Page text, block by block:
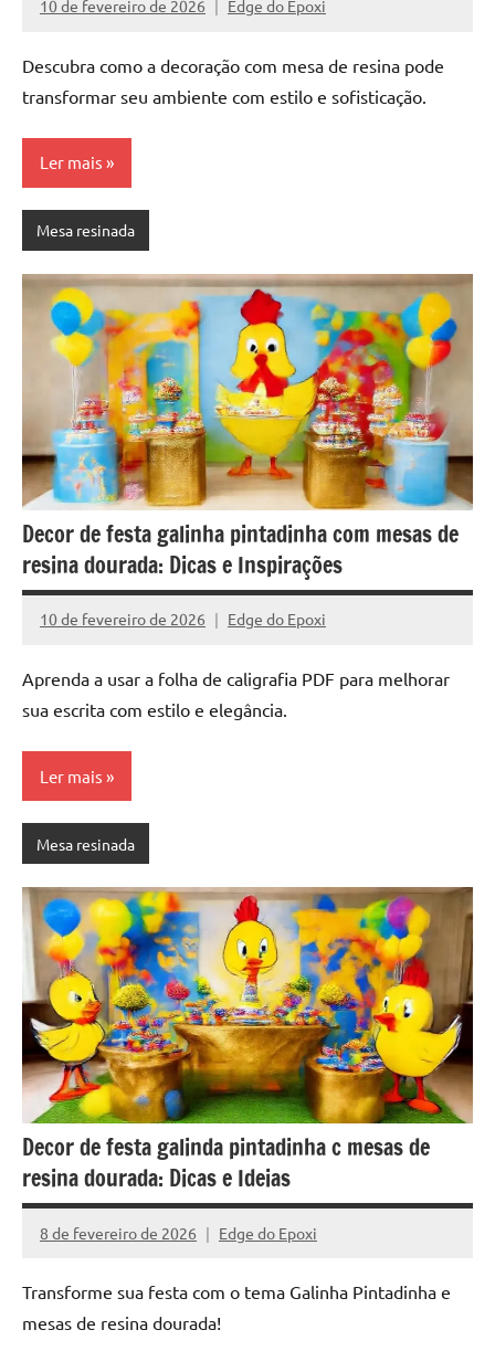
de
alta
River
Tables
e
mesas
tampinhas
resinadas.
10 de fevereiro de 2026 Edge do Epoxi
Nenhum
Descubra como a decoração com mesa de resina pode
transformar seu ambiente com estilo e sofisticação.
Ler mais
Mesa resinada
Decor de festa galinha pintadinha com mesas de
resina dourada: Dicas e Inspirações
10 de fevereiro de 2026 Edge do Epoxi
Nenhum
Aprenda a usar a folha de caligrafia PDF para melhorar
sua escrita com estilo e elegância.
Ler mais
Mesa resinada
Decor de festa galinda pintadinha c mesas de
resina dourada: Dicas e Ideias
8 de fevereiro de 2026 Edge do Epoxi
Nenhum
Transforme sua festa com o tema Galinha Pintadinha e
mesas de resina dourada!